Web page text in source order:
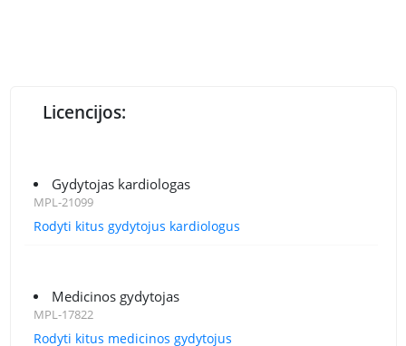
Licencijos:
Gydytojas kardiologas
MPL-21099
Rodyti kitus gydytojus kardiologus
Medicinos gydytojas
MPL-17822
Rodyti kitus medicinos gydytojus